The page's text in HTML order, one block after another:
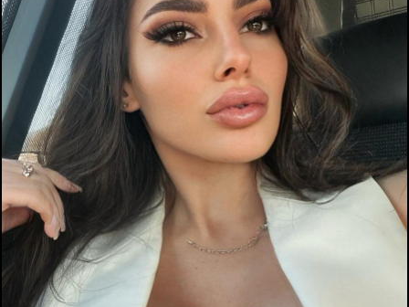
Emisiuni TV
Horoscop
Lifestyle
Celebrități
Breaking News